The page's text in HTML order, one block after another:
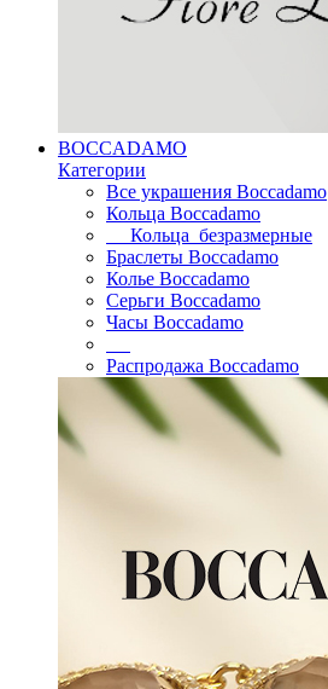
BOCCADAMO
Категории
Все украшения Boccadamo
Кольца Boccadamo
Кольца безразмерные
Браслеты Boccadamo
Колье Boccadamo
Серьги Boccadamo
Часы Boccadamo
Распродажа Boccadamo